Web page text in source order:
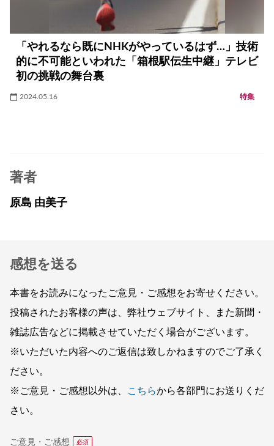
「やれるなら既にNHKがやっているはず…」技術
的に不可能といわれた「箱根駅伝生中継」テレビ
初の挑戦の舞台裏
2024.05.16 特集
著者
原島 由美子
感想を送る
本書をお読みになったご意見・ご感想をお寄せください。
投稿されたお客様の声は、弊社ウェブサイト、また新聞・
雑誌広告などに掲載させていただく場合がございます。
※いただいた内容へのご返信は致しかねますのでご了承く
ださい。
※ご意見・ご感想以外は、
こちらから各部門にお送りくだ
さい。
ご意見・ご感想